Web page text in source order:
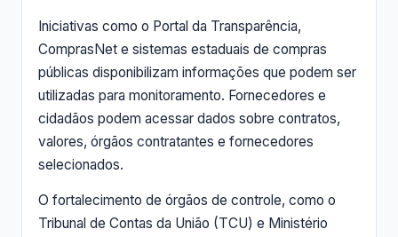
Iniciativas como o Portal da Transparência,
ComprasNet e sistemas estaduais de compras
públicas disponibilizam informações que podem ser
utilizadas para monitoramento. Fornecedores e
cidadãos podem acessar dados sobre contratos,
valores, órgãos contratantes e fornecedores
selecionados.
O fortalecimento de órgãos de controle, como o
Tribunal de Contas da União (TCU) e Ministério